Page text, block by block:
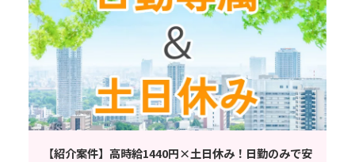
【紹介案件】高時給1440円×土日休み！日勤のみで安